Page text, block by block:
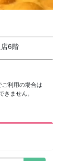
6階
利用の場合は
ません。